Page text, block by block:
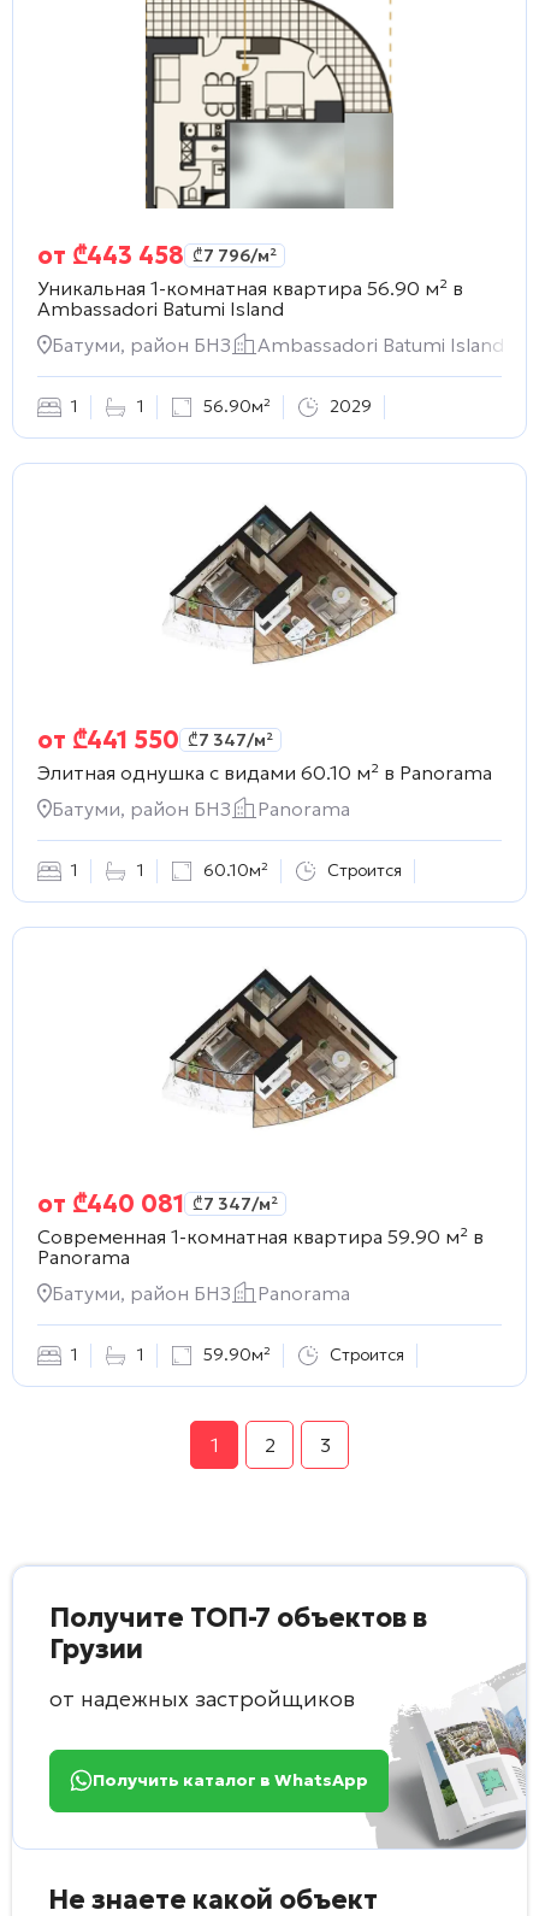
от ₾443 458 ₾7 796/м²
Уникальная 1-комнатная квартира 56.90 м² в
Ambassadori Batumi Island
Батуми, район БНЗ
Ambassadori Batumi Island
1 1 56.90м² 2029
от ₾441 550 ₾7 347/м²
Элитная однушка с видами 60.10 м² в Panorama
Батуми, район БНЗ
Panorama
1 1 60.10м² Строится
от ₾440 081 ₾7 347/м²
Современная 1-комнатная квартира 59.90 м² в
Panorama
Батуми, район БНЗ
Panorama
1 1 59.90м² Строится
1 2 3
Получите ТОП-7 объектов в
Грузии
от надежных застройщиков
Получить каталог в WhatsApp
Не знаете какой объект